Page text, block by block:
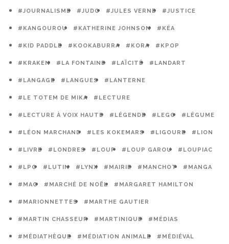
#JOURNALISME #JUDO #JULES VERNE #JUSTICE
#KANGOUROU #KATHERINE JOHNSON #KÉA
#KID PADDLE #KOOKABURRA #KORA #KPOP
#KRAKEN #LA FONTAINE #LAÏCITÉ #LANDART
#LANGAGE #LANGUES #LANTERNE
#LE TOTEM DE MIKA #LECTURE
#LECTURE À VOIX HAUTE #LÉGENDE #LEGO #LÉGUME
#LÉON MARCHAND #LES KOKEMARS #LIGOURE #LION
#LIVRE #LONDRES #LOUP #LOUP GAROU #LOUPIAC
#LPO #LUTIN #LYNX #MAIRIE #MANCHOT #MANGA
#MAO #MARCHÉ DE NOËL #MARGARET HAMILTON
#MARIONNETTES #MARTHE GAUTIER
#MARTIN CHASSEUR #MARTINIQUE #MÉDIAS
#MÉDIATHÈQUE #MÉDIATION ANIMALE #MÉDIÉVAL